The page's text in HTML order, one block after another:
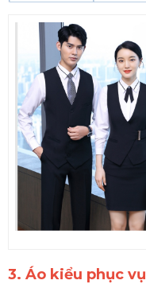
3. Áo kiểu phục vụ